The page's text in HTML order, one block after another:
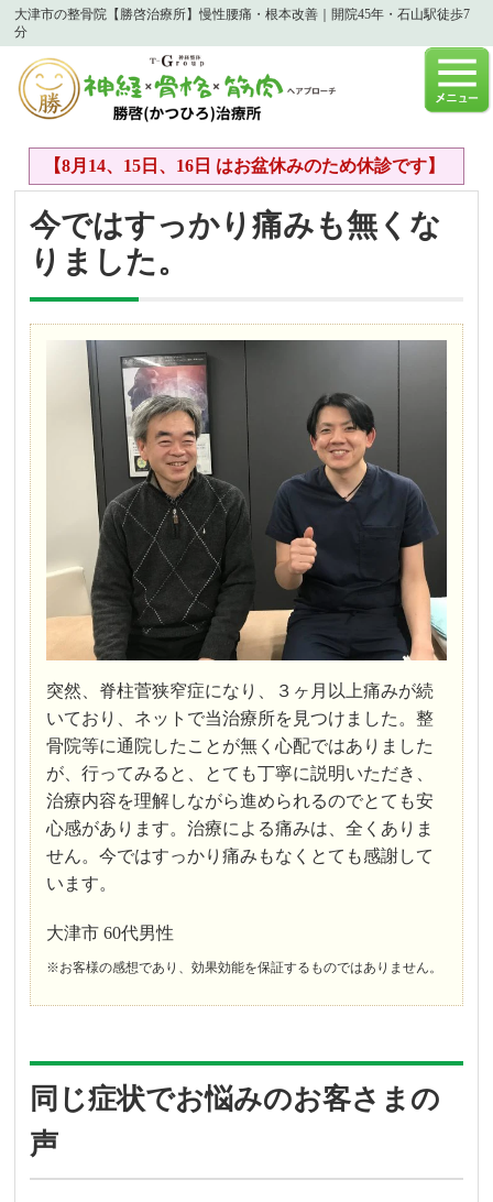
大津市の整骨院【勝啓治療所】慢性腰痛・根本改善｜開院45年・石山駅徒歩7
分
【8月14、15日、16日 はお盆休みのため休診です】
今ではすっかり痛みも無くな
りました。
突然、脊柱菅狭窄症になり、３ヶ月以上痛みが続
いており、ネットで当治療所を見つけました。整
骨院等に通院したことが無く心配ではありました
が、行ってみると、とても丁寧に説明いただき、
治療内容を理解しながら進められるのでとても安
心感があります。治療による痛みは、全くありま
せん。今ではすっかり痛みもなくとても感謝して
います。
大津市 60代男性
※お客様の感想であり、効果効能を保証するものではありません。
同じ症状でお悩みのお客さまの
声